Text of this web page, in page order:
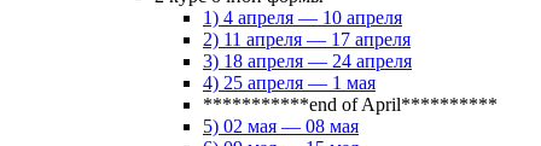
1) 4 апреля — 10 апреля
2) 11 апреля — 17 апреля
3) 18 апреля — 24 апреля
4) 25 апреля — 1 мая
***********end of April**********
5) 02 мая — 08 мая